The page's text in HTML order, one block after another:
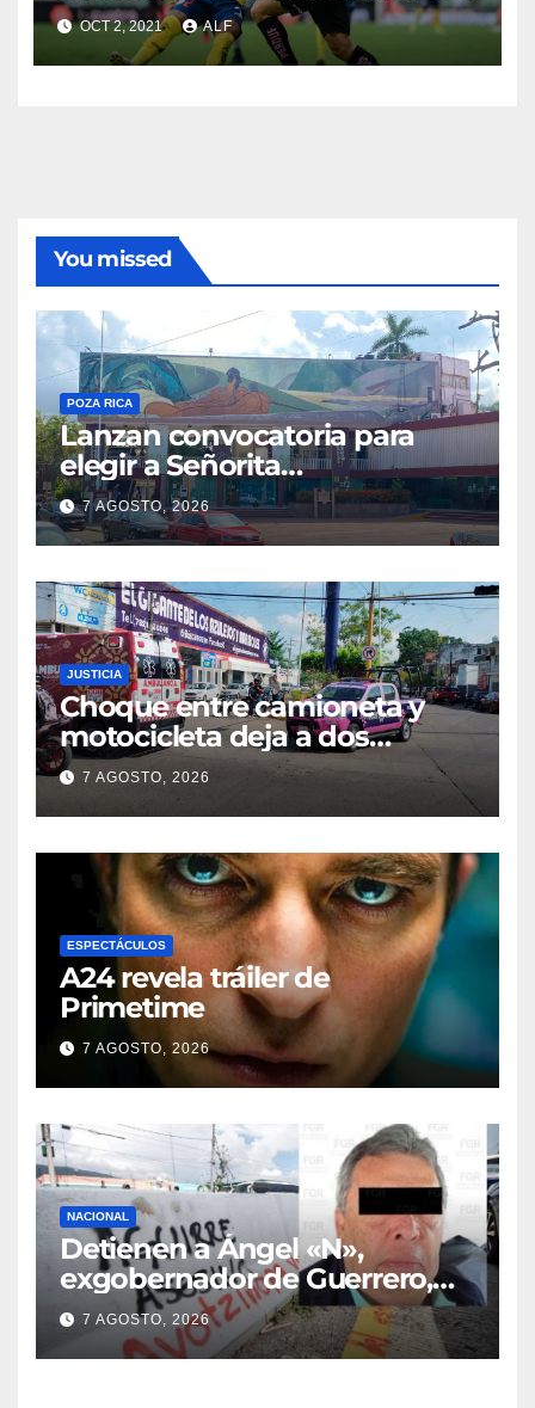
OCT 2, 2021 ALF
You missed
POZA RICA
Lanzan convocatoria para
elegir a Señorita
Independencia, Patria y
Libertad 2026
7 AGOSTO, 2026
JUSTICIA
Choque entre camioneta y
motocicleta deja a dos
jóvenes lesionados en la
colonia 27 de Septiembre de
Poza Rica
7 AGOSTO, 2026
ESPECTÁCULOS
A24 revela tráiler de
Primetime
7 AGOSTO, 2026
NACIONAL
Detienen a Ángel «N»,
exgobernador de Guerrero,
por el caso Ayotzinapa
7 AGOSTO, 2026